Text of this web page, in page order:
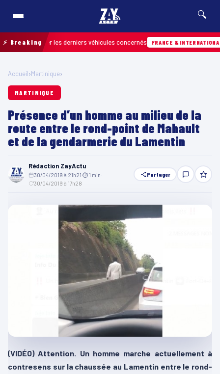
🔍
⚡ Breaking
retrouver les derniers véhicules concernés FRANCE & INTERNATIONALE
Accueil›Martinique›
MARTINIQUE
Présence d’un homme au milieu de la
route entre le rond-point de Mahault
et de la gendarmerie du Lamentin
Rédaction ZayActu
30/04/2019 à 21h21 ⏱ 1 min
30/04/2019 à 17h28
Partager
(VIDÉO) Attention. Un homme marche actuellement à
contresens sur la chaussée au Lamentin entre le rond-